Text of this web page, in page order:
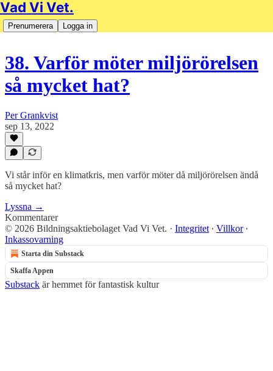
Vad Vi Vet.
Prenumerera Logga in
38. Varför möter miljörörelsen
så mycket hat?
Per Grankvist
sep 13, 2022
Vi står inför en klimatkris, men varför möter då miljörörelsen ändå
så mycket hat?
Lyssna →
Kommentarer
© 2026 Bildningsaktiebolaget Vad Vi Vet. · Integritet ∙ Villkor∙
Inkassovarning
Starta din Substack
Skaffa Appen
Substack är hemmet för fantastisk kultur